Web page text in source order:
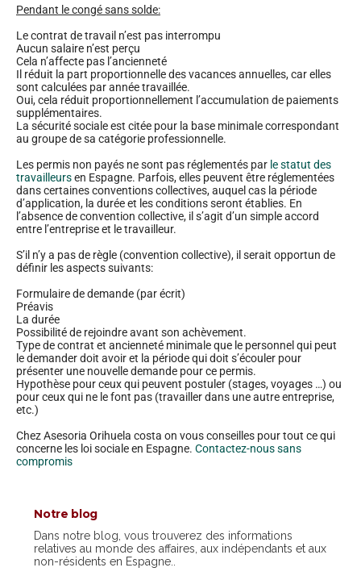
Pendant le congé sans solde:
Le contrat de travail n’est pas interrompu
Aucun salaire n’est perçu
Cela n’affecte pas l’ancienneté
Il réduit la part proportionnelle des vacances annuelles, car elles
sont calculées par année travaillée.
Oui, cela réduit proportionnellement l’accumulation de paiements
supplémentaires.
La sécurité sociale est citée pour la base minimale correspondant
au groupe de sa catégorie professionnelle.
Les permis non payés ne sont pas réglementés par le statut des
travailleursen Espagne. Parfois, elles peuvent être réglementées
dans certaines conventions collectives, auquel cas la période
d’application, la durée et les conditions seront établies. En
l’absence de convention collective, il s’agit d’un simple accord
entre l’entreprise et le travailleur.
S’il n’y a pas de règle (convention collective), il serait opportun de
définir les aspects suivants:
Formulaire de demande (par écrit)
Préavis
La durée
Possibilité de rejoindre avant son achèvement.
Type de contrat et ancienneté minimale que le personnel qui peut
le demander doit avoir et la période qui doit s’écouler pour
présenter une nouvelle demande pour ce permis.
Hypothèse pour ceux qui peuvent postuler (stages, voyages …) ou
pour ceux qui ne le font pas (travailler dans une autre entreprise,
etc.)
Chez Asesoria Orihuela costa on vous conseilles pour tout ce qui
concerne les loi sociale en Espagne. Contactez-nous sans
compromis
Notre blog
Dans notre blog, vous trouverez des informations
relatives au monde des affaires, aux indépendants et aux
non-résidents en Espagne..